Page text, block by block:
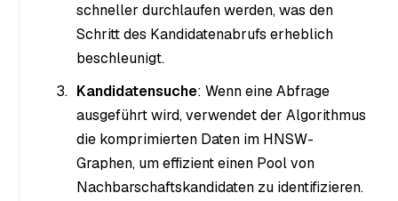
schneller durchlaufen werden, was den
Schritt des Kandidatenabrufs erheblich
beschleunigt.
Kandidatensuche: Wenn eine Abfrage
ausgeführt wird, verwendet der Algorithmus
die komprimierten Daten im HNSW-
Graphen, um effizient einen Pool von
Nachbarschaftskandidaten zu identifizieren.